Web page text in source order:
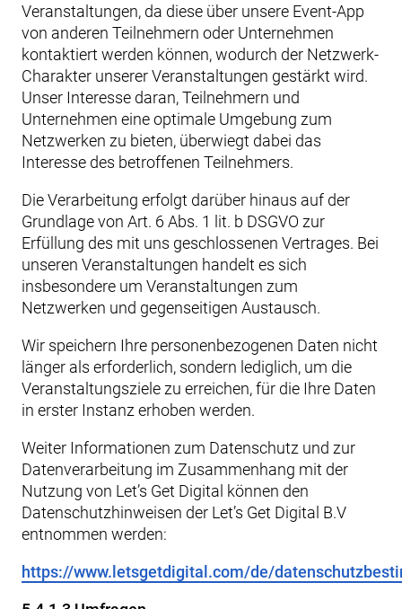
Veranstaltungen, da diese über unsere Event-App
von anderen Teilnehmern oder Unternehmen
kontaktiert werden können, wodurch der Netzwerk-
Charakter unserer Veranstaltungen gestärkt wird.
Unser Interesse daran, Teilnehmern und
Unternehmen eine optimale Umgebung zum
Netzwerken zu bieten, überwiegt dabei das
Interesse des betroffenen Teilnehmers.
Die Verarbeitung erfolgt darüber hinaus auf der
Grundlage von Art. 6 Abs. 1 lit. b DSGVO zur
Erfüllung des mit uns geschlossenen Vertrages. Bei
unseren Veranstaltungen handelt es sich
insbesondere um Veranstaltungen zum
Netzwerken und gegenseitigen Austausch.
Wir speichern Ihre personenbezogenen Daten nicht
länger als erforderlich, sondern lediglich, um die
Veranstaltungsziele zu erreichen, für die Ihre Daten
in erster Instanz erhoben werden.
Weiter Informationen zum Datenschutz und zur
Datenverarbeitung im Zusammenhang mit der
Nutzung von Let’s Get Digital können den
Datenschutzhinweisen der Let’s Get Digital B.V
entnommen werden:
https://www.letsgetdigital.com/de/